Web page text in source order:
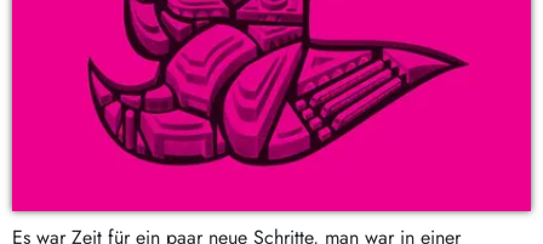
Es war Zeit für ein paar neue Schritte, man war in einer